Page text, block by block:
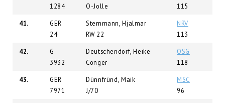
1284
O-Jolle
115
41.
GER
24
Stemmann, Hjalmar
RW 22
NRV
113
42.
G
3932
Deutschendorf, Heike
Conger
OSG
118
43.
GER
7971
Dünnfründ, Maik
J/70
MSC
96